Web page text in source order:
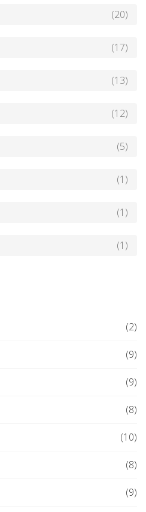
(20)
(17)
(13)
(12)
(5)
(1)
(1)
(1)
(2)
(9)
(9)
(8)
(10)
(8)
(9)